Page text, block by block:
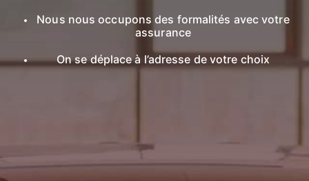
Nous nous occupons des formalités avec votre
assurance
On se déplace à l’adresse de votre choix